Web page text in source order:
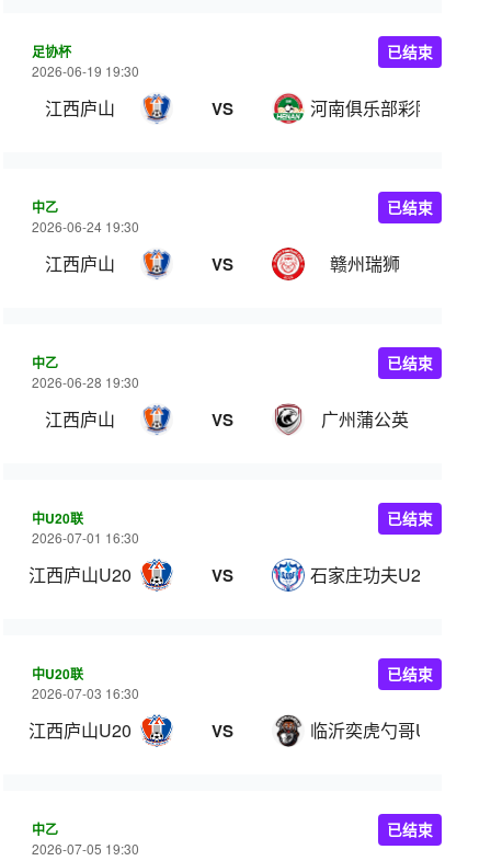
足协杯
2026-06-19 19:30
江西庐山 VS 河南俱乐部彩陶坊
已结束
中乙
2026-06-24 19:30
江西庐山 VS 赣州瑞狮
已结束
中乙
2026-06-28 19:30
江西庐山 VS 广州蒲公英
已结束
中U20联
2026-07-01 16:30
江西庐山U20 VS 石家庄功夫U20
已结束
中U20联
2026-07-03 16:30
江西庐山U20 VS 临沂奕虎勺哥U20
已结束
中乙
2026-07-05 19:30
已结束